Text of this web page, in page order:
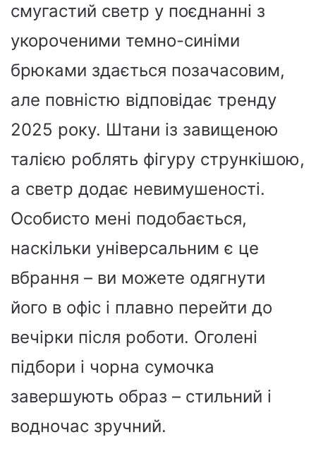
смугастий светр у поєднанні з
укороченими темно-синіми
брюками здається позачасовим,
але повністю відповідає тренду
2025 року. Штани із завищеною
талією роблять фігуру стрункішою,
а светр додає невимушеності.
Особисто мені подобається,
наскільки універсальним є це
вбрання – ви можете одягнути
його в офіс і плавно перейти до
вечірки після роботи. Оголені
підбори і чорна сумочка
завершують образ – стильний і
водночас зручний.